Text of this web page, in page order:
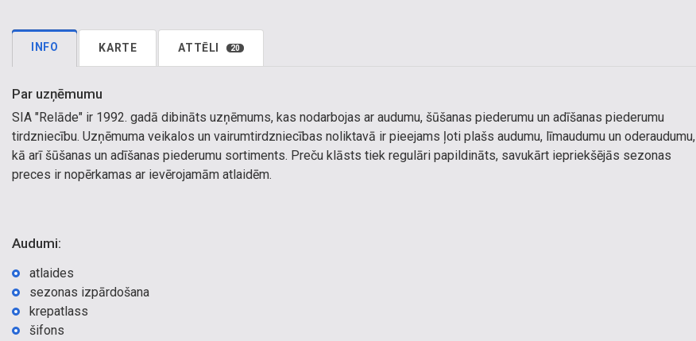
INFO KARTE ATTĒLI 20
Par uzņēmumu
SIA "Relāde" ir 1992. gadā dibināts uzņēmums, kas nodarbojas ar audumu, šūšanas piederumu un adīšanas piederumu
tirdzniecību. Uzņēmuma veikalos un vairumtirdzniecības noliktavā ir pieejams ļoti plašs audumu, līmaudumu un oderaudumu,
kā arī šūšanas un adīšanas piederumu sortiments. Preču klāsts tiek regulāri papildināts, savukārt iepriekšējās sezonas
preces ir nopērkamas ar ievērojamām atlaidēm.
Audumi:
atlaides
sezonas izpārdošana
krepatlass
šifons